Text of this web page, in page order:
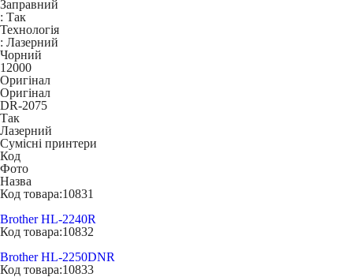
Заправний
: Так
Технологія
: Лазерний
Чорний
12000
Оригінал
Оригінал
DR-2075
Так
Лазерний
Сумісні принтери
Код
Фото
Назва
Код товара:10831
Brother HL-2240R
Код товара:10832
Brother HL-2250DNR
Код товара:10833